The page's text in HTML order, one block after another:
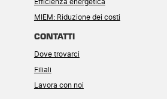
Efficienza energetica
MIEM: Riduzione dei costi
CONTATTI
Dove trovarci
Filiali
Lavora con noi